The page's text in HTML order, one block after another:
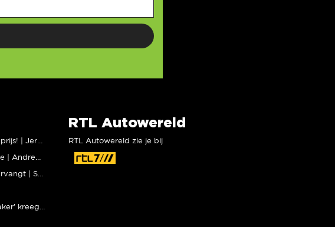
RTL Autowereld
RTL Autowereld zie je bij